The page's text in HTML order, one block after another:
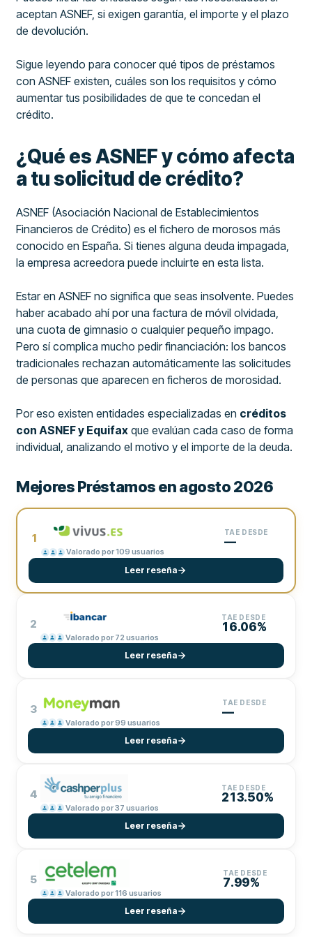
aceptan ASNEF, si exigen garantía, el importe y el plazo
de devolución.
Sigue leyendo para conocer qué tipos de préstamos
con ASNEF existen, cuáles son los requisitos y cómo
aumentar tus posibilidades de que te concedan el
crédito.
¿Qué es ASNEF y cómo afecta
a tu solicitud de crédito?
ASNEF (Asociación Nacional de Establecimientos
Financieros de Crédito) es el fichero de morosos más
conocido en España. Si tienes alguna deuda impagada,
la empresa acreedora puede incluirte en esta lista.
Estar en ASNEF no significa que seas insolvente. Puedes
haber acabado ahí por una factura de móvil olvidada,
una cuota de gimnasio o cualquier pequeño impago.
Pero sí complica mucho pedir financiación: los bancos
tradicionales rechazan automáticamente las solicitudes
de personas que aparecen en ficheros de morosidad.
Por eso existen entidades especializadas en créditos
con ASNEF y Equifax que evalúan cada caso de forma
individual, analizando el motivo y el importe de la deuda.
Mejores Préstamos en agosto 2026
1
Valorado por 109 usuarios
TAE DESDE
—
Leer reseña
2
Valorado por 72 usuarios
TAE DESDE
16.06%
Leer reseña
3
Valorado por 99 usuarios
TAE DESDE
—
Leer reseña
4
Valorado por 37 usuarios
TAE DESDE
213.50%
Leer reseña
5
Valorado por 116 usuarios
TAE DESDE
7.99%
Leer reseña